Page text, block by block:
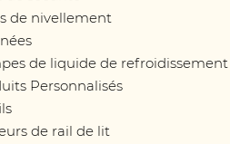
de nivellement
de liquide de refroidissement
Personnalisés
de rail de lit